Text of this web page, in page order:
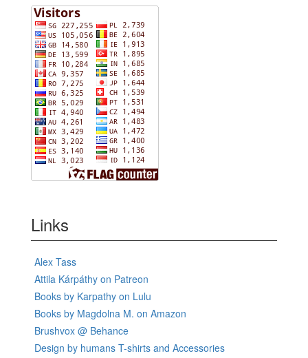
Links
Alex Tass
Attila Kárpáthy on Patreon
Books by Karpathy on Lulu
Books by Magdolna M. on Amazon
Brushvox @ Behance
Design by humans T-shirts and Accessories